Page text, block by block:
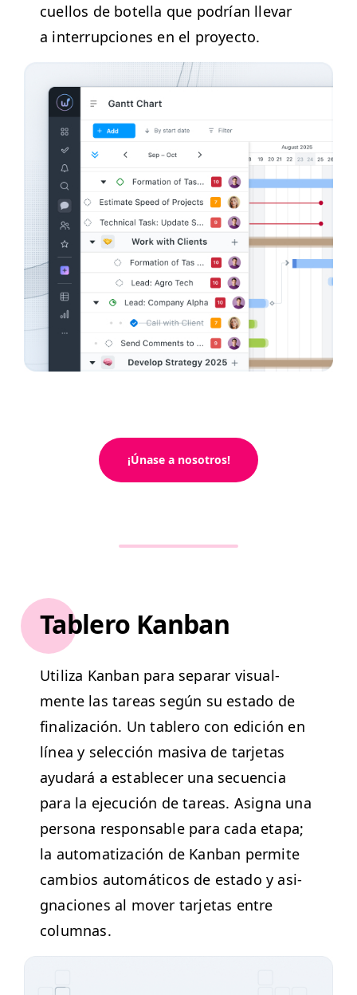
cuel­los de botel­la que podrían lle­var
a inter­rup­ciones en el proyecto.
¡Únase a nosotros!
Tablero Kanban
Uti­liza Kan­ban para sep­a­rar visual­
mente las tar­eas según su esta­do de
final­ización. Un tablero con edi­ción en
línea y selec­ción masi­va de tar­je­tas
ayu­dará a estable­cer una secuen­cia
para la eje­cu­ción de tar­eas. Asigna una
per­sona respon­s­able para cada eta­pa;
la autom­a­ti­zación de Kan­ban per­mite
cam­bios automáti­cos de esta­do y asi­
gna­ciones al mover tar­je­tas entre
columnas.